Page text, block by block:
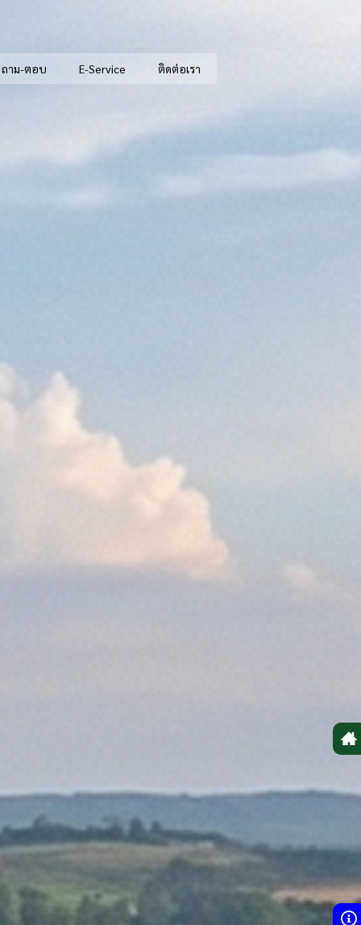
ถาม-ตอบ E-Service ติดต่อเรา